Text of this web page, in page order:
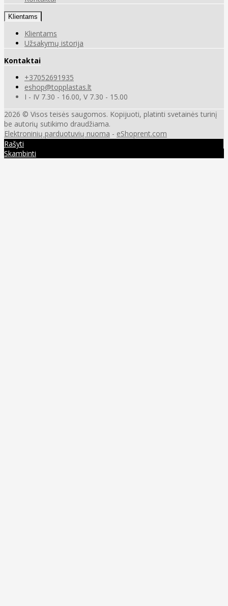
Klientams
Klientams
Užsakymų istorija
Kontaktai
+37052691935
eshop@topplastas.lt
I - IV 7.30 - 16.00, V 7.30 - 15.00
2026 © Visos teisės saugomos. Kopijuoti, platinti svetainės turinį
be autorių sutikimo draudžiama.
Elektroninių parduotuvių nuoma - eShoprent.com
Rašyti
Skambinti